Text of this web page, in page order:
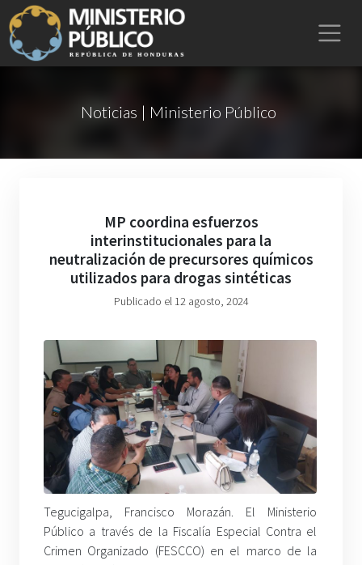
Noticias | Ministerio Público
MP coordina esfuerzos
interinstitucionales para la
neutralización de precursores químicos
utilizados para drogas sintéticas
Publicado el 12 agosto, 2024
Tegucigalpa, Francisco Morazán. El Ministerio
Público a través de la Fiscalía Especial Contra el
Crimen Organizado (FESCCO) en el marco de la